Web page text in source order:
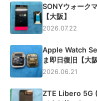
SONYウォーク
【大阪】
2026.07.22
Apple Watch
ま即日復旧【大阪
2026.06.21
ZTE Libero 5G